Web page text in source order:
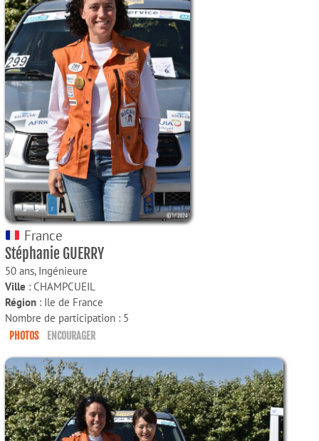
France
Stéphanie GUERRY
50 ans, Ingénieure
Ville : CHAMPCUEIL
Région : Ile de France
Nombre de participation : 5
PHOTOS ENCOURAGER